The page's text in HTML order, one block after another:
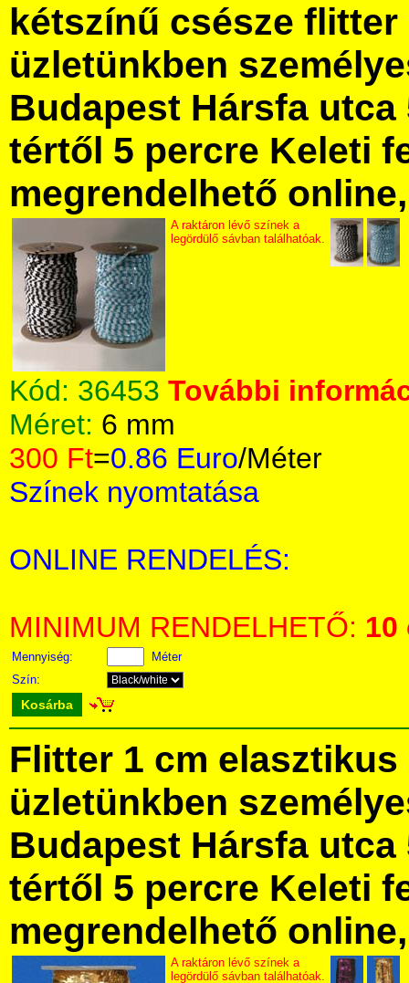
kétszínű csésze
üzletünkben
Budapest Hársfa utca
tértől 5 percre Keleti
megrendelhető
A raktáron lévő színek a
legördülő sávban találhatóak.
Kód: 36453 További
Méret: 6 mm
300 Ft=0.86 Euro/Méter
Színek nyomtatása
ONLINE RENDELÉS:
MINIMUM RENDELHETŐ: 10
Mennyiség:
Méter
Szín:
Kosárba
Flitter 1 cm
üzletünkben
Budapest Hársfa utca
tértől 5 percre Keleti
megrendelhető
A raktáron lévő színek a
legördülő sávban találhatóak.